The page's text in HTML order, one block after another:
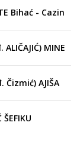
Bihać - Cazin
MINE
Čizmić) AJIŠA